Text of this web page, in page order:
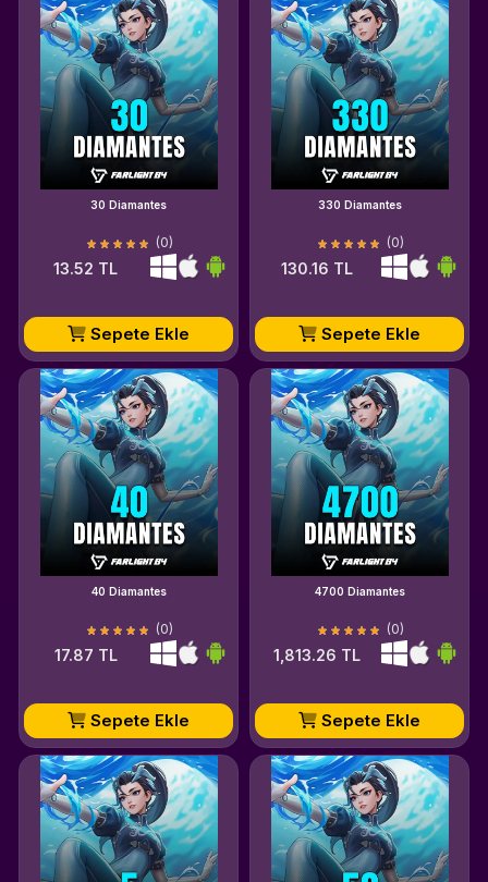
30 Diamantes
(0)
13.52 TL
Sepete Ekle
330 Diamantes
(0)
130.16 TL
Sepete Ekle
40 Diamantes
(0)
17.87 TL
Sepete Ekle
4700 Diamantes
(0)
1,813.26 TL
Sepete Ekle